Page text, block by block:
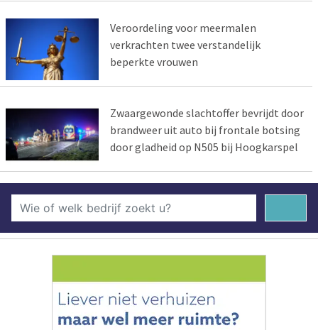
Veroordeling voor meermalen
verkrachten twee verstandelijk
beperkte vrouwen
Zwaargewonde slachtoffer bevrijdt door
brandweer uit auto bij frontale botsing
door gladheid op N505 bij Hoogkarspel